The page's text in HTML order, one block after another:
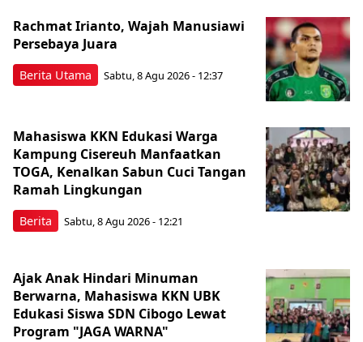
Berita Utama
Rachmat Irianto, Wajah Manusiawi
Persebaya Juara
Sabtu, 8 Agu 2026 - 12:37
Berita
Mahasiswa KKN Edukasi Warga
Kampung Cisereuh Manfaatkan
TOGA, Kenalkan Sabun Cuci Tangan
Ramah Lingkungan
Sabtu, 8 Agu 2026 - 12:21
Ajak Anak Hindari Minuman
Berwarna, Mahasiswa KKN UBK
Edukasi Siswa SDN Cibogo Lewat
Program "JAGA WARNA"